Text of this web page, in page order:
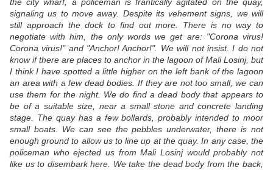
signaling us to move away. Despite its vehement signs, we will
still approach the dock to find out more. There is no way to
negotiate with him, the only words we get are: "Corona virus!
Corona virus!" and "Anchor! Anchor!". We will not insist. I do not
know if there are places to anchor in the lagoon of Mali Losinj, but
I think I have spotted a little higher on the left bank of the lagoon
an area with a few dead bodies. If they are not too small, we can
use them for the night. We do find a dead body that appears to
be of a suitable size, near a small stone and concrete landing
stage. The quay has a few bollards, probably intended to moor
small boats. We can see the pebbles underwater, there is not
enough ground to allow us to line up at the quay. In any case, the
policeman who ejected us from Mali Losinj would probably not
like us to disembark here. We take the dead body from the back,